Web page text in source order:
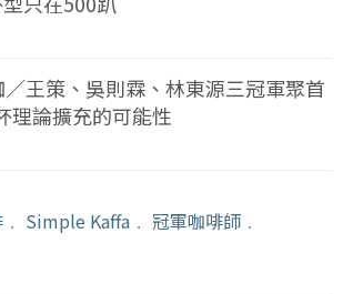
／王策、吳則霖、林東源三冠軍聚首
理論擴充的可能性
﹒ Simple Kaffa ﹒ 冠軍咖啡師 ﹒